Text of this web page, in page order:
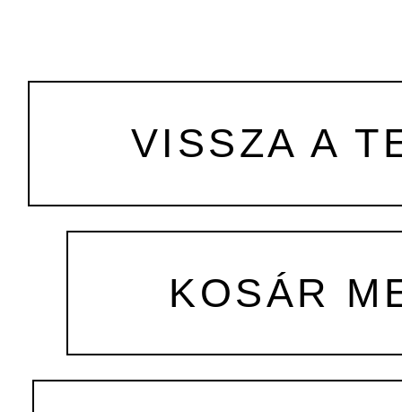
VISSZA A
KOSÁR